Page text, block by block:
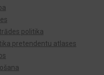
politika
pretendentu atlases